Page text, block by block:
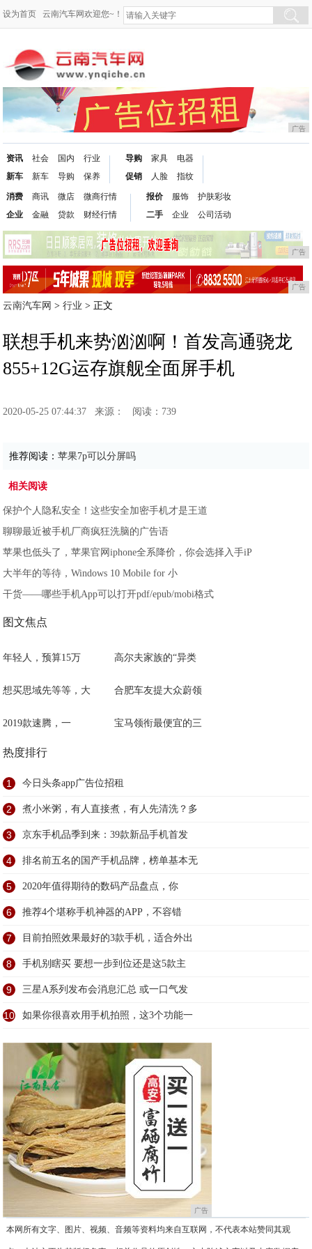
设为首页 云南汽车网欢迎您~！
广告
资讯
新车
社会
新车
国内
导购
行业
保养
导购
促销
家具
人脸
电器
指纹
消费
企业
商讯
金融
微店
贷款
微商行情
财经行情
报价
二手
服饰
企业
护肤彩妆
公司活动
广告
广告
云南汽车网 >行业 > 正文
联想手机来势汹汹啊！首发高通骁龙
855+12G运存旗舰全面屏手机
2020-05-25 07:44:37 来源： 阅读：739
推荐阅读：苹果7p可以分屏吗
相关阅读
保护个人隐私安全！这些安全加密手机才是王道
聊聊最近被手机厂商疯狂洗脑的广告语
苹果也低头了，苹果官网iphone全系降价，你会选择入手iP
大半年的等待，Windows 10 Mobile for 小
干货——哪些手机App可以打开pdf/epub/mobi格式
图文焦点
年轻人，预算15万 高尔夫家族的“异类
想买思域先等等，大 合肥车友提大众蔚领
2019款速腾，一 宝马领衔最便宜的三
热度排行
1 今日头条app广告位招租
2 煮小米粥，有人直接煮，有人先清洗？多
3 京东手机品季到来：39款新品手机首发
4 排名前五名的国产手机品牌，榜单基本无
5 2020年值得期待的数码产品盘点，你
6 推荐4个堪称手机神器的APP，不容错
7 目前拍照效果最好的3款手机，适合外出
8 手机别瞎买 要想一步到位还是这5款主
9 三星A系列发布会消息汇总 或一口气发
10 如果你很喜欢用手机拍照，这3个功能一
广告
本网所有文字、图片、视频、音频等资料均来自互联网，不代表本站赞同其观